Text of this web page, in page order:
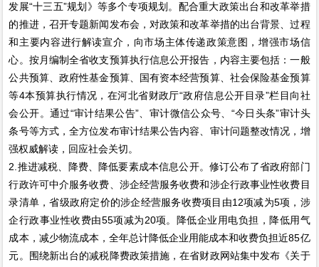
发展“十三五”规划》等多个专项规划。配合重大政策出台和改革举措
的推进，召开专题新闻发布会，对政策和改革举措的出台背景、过程
和主要内容进行解读宣介，向市场主体传递政策意图，增强市场信
心。按月编制全省收支预算执行信息公开报告，内容主要包括：一般
公共预算、政府性基金预算、国有资本经营预算、社会保险基金预算
等4本预算执行情况，在河北省财政厅“政府信息公开目录”栏目向社
会公开。通过“审计结果公告”、审计微信公众号、“今日头条”审计头
条号等方式，全方位发布审计结果公告内容、审计问题整改情况，增
强权威解读，回应社会关切。
2.推进减税、降费、降低要素成本信息公开。修订公布了省政府部门
行政许可中介服务收费、涉企经营服务收费和涉企行政事业性收费目
录清单，省级政府定价的涉企经营服务收费项目由12项减为5项，涉
企行政事业性收费由55项减为20项。降低企业用电负担，降低用气
成本，减少物流成本，全年总计降低企业用能成本和收费负担近85亿
元。围绕新出台的减税降费政策措施，在省财政网站集中发布《关于